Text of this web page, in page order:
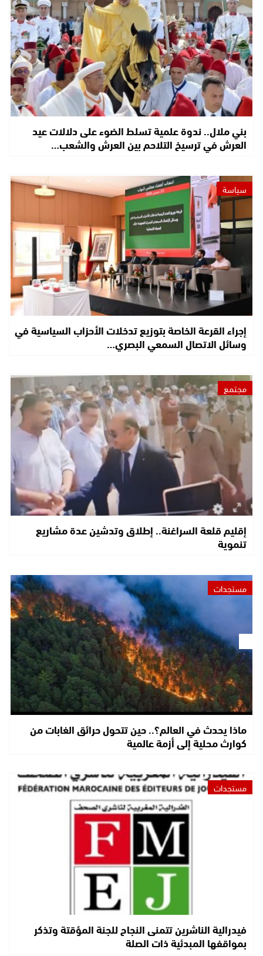
بني ملال.. ندوة علمية تسلط الضوء على دلالات عيد
العرش في ترسيخ التلاحم بين العرش والشعب…
سياسة
إجراء القرعة الخاصة بتوزيع تدخلات الأحزاب السياسية في
وسائل الاتصال السمعي البصري…
مجتمع
إقليم قلعة السراغنة.. إطلاق وتدشين عدة مشاريع
تنموية
مستجدات
ماذا يحدث في العالم؟.. حين تتحول حرائق الغابات من
كوارث محلية إلى أزمة عالمية
مستجدات
فيدرالية الناشرين تتمنى النجاح للجنة المؤقتة وتذكر
بمواقفها المبدئية ذات الصلة